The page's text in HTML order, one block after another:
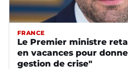
FRANCE
Le Premier ministre
en vacances pour
gestion de crise"